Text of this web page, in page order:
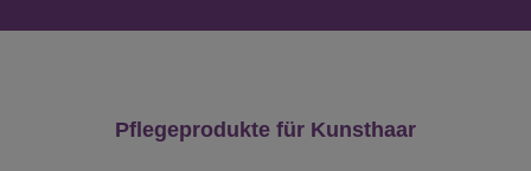
Produktgalerie überspringen
Pflegeprodukte für Kunsthaar